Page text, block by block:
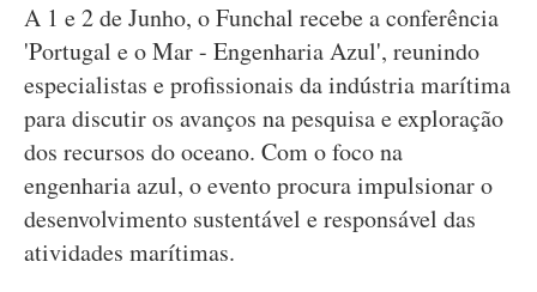
A 1 e 2 de Junho, o Funchal recebe a conferência
'Portugal e o Mar - Engenharia Azul', reunindo
especialistas e profissionais da indústria marítima
para discutir os avanços na pesquisa e exploração
dos recursos do oceano. Com o foco na
engenharia azul, o evento procura impulsionar o
desenvolvimento sustentável e responsável das
atividades marítimas.